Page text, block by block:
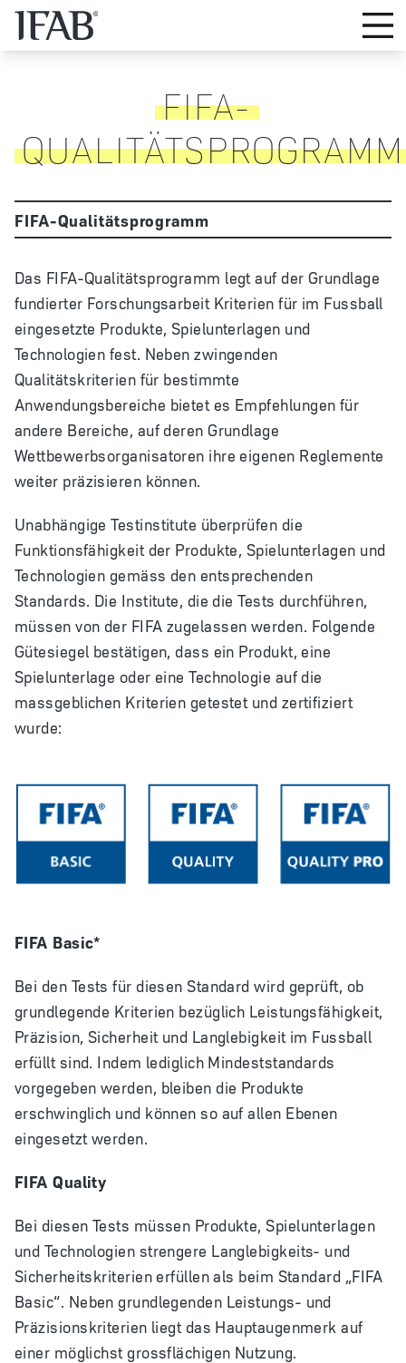
FIFA-
QUALITÄTSPROGRAMM
FIFA-Qualitätsprogramm
Das FIFA-Qualitätsprogramm legt auf der Grundlage
fundierter Forschungsarbeit Kriterien für im Fussball
eingesetzte Produkte, Spielunterlagen und
Technologien fest. Neben zwingenden
Qualitätskriterien für bestimmte
Anwendungsbereiche bietet es Empfehlungen für
andere Bereiche, auf deren Grundlage
Wettbewerbsorganisatoren ihre eigenen Reglemente
weiter präzisieren können.
Unabhängige Testinstitute überprüfen die
Funktionsfähigkeit der Produkte, Spielunterlagen und
Technologien gemäss den entsprechenden
Standards. Die Institute, die die Tests durchführen,
müssen von der FIFA zugelassen werden. Folgende
Gütesiegel bestätigen, dass ein Produkt, eine
Spielunterlage oder eine Technologie auf die
massgeblichen Kriterien getestet und zertifiziert
wurde:
FIFA Basic*
Bei den Tests für diesen Standard wird geprüft, ob
grundlegende Kriterien bezüglich Leistungsfähigkeit,
Präzision, Sicherheit und Langlebigkeit im Fussball
erfüllt sind. Indem lediglich Mindeststandards
vorgegeben werden, bleiben die Produkte
erschwinglich und können so auf allen Ebenen
eingesetzt werden.
FIFA Quality
Bei diesen Tests müssen Produkte, Spielunterlagen
und Technologien strengere Langlebigkeits- und
Sicherheitskriterien erfüllen als beim Standard „FIFA
Basic“. Neben grundlegenden Leistungs- und
Präzisionskriterien liegt das Hauptaugenmerk auf
einer möglichst grossflächigen Nutzung.